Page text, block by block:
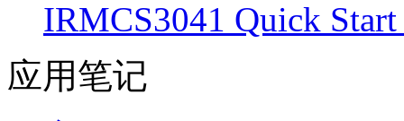
IRMCS3041 Quick
应用笔记